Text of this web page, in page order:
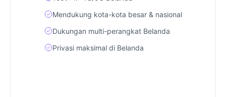
Mendukung kota-kota besar & nasional
Dukungan multi-perangkat Belanda
Privasi maksimal di Belanda